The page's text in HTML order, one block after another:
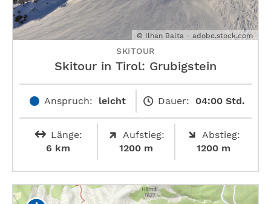
© Ilhan Balta - adobe.stock.com
SKITOUR
Skitour in Tirol: Grubigstein
Anspruch: leicht Dauer: 04:00 Std.
Länge:
6 km
Aufstieg:
1200 m
Abstieg:
1200 m